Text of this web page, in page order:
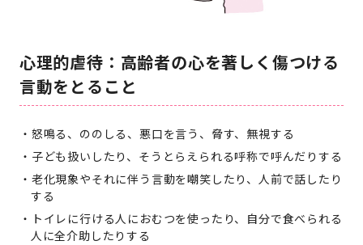
心理的虐待：高齢者の心を著しく傷つける
言動をとること
怒鳴る、ののしる、悪口を言う、脅す、無視する
子ども扱いしたり、そうとらえられる呼称で呼んだりする
老化現象やそれに伴う言動を嘲笑したり、人前で話したり
する
トイレに行ける人におむつを使ったり、自分で食べられる
人に全介助したりする